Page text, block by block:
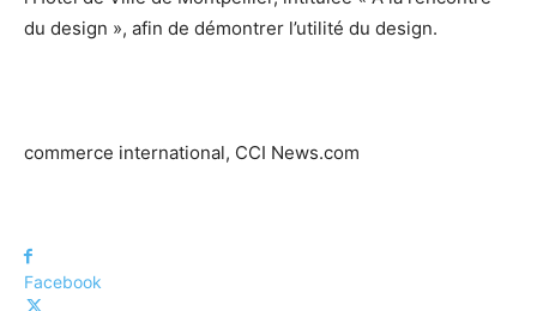
du design », afin de démontrer l’utilité du design.
commerce international, CCI News.com
Facebook